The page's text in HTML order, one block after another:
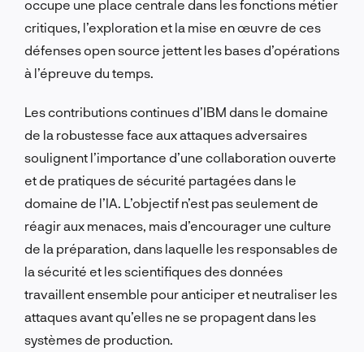
occupe une place centrale dans les fonctions métier
critiques, l’exploration et la mise en œuvre de ces
défenses open source jettent les bases d’opérations
à l’épreuve du temps.
Les contributions continues d’IBM dans le domaine
de la robustesse face aux attaques adversaires
soulignent l’importance d’une collaboration ouverte
et de pratiques de sécurité partagées dans le
domaine de l’IA. L’objectif n’est pas seulement de
réagir aux menaces, mais d’encourager une culture
de la préparation, dans laquelle les responsables de
la sécurité et les scientifiques des données
travaillent ensemble pour anticiper et neutraliser les
attaques avant qu’elles ne se propagent dans les
systèmes de production.